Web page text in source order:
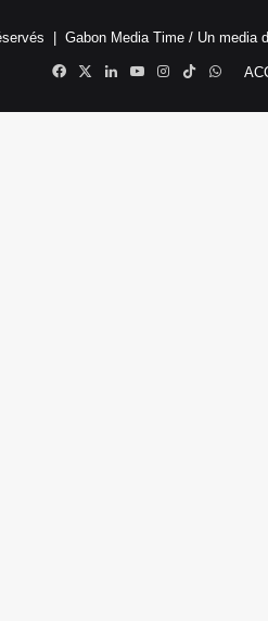
| Gabon Media Time / Un media
Facebook
X LinkedinYouTubeInstagram
TikTok